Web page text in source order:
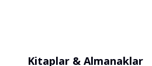
Kitaplar & Almanaklar